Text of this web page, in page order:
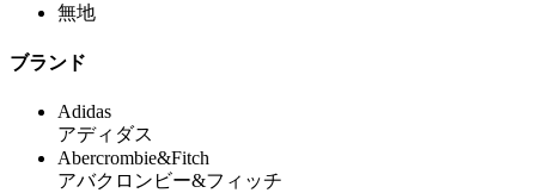
無地
ブランド
Adidas
アディダス
Abercrombie&Fitch
アバクロンビー&フィッチ